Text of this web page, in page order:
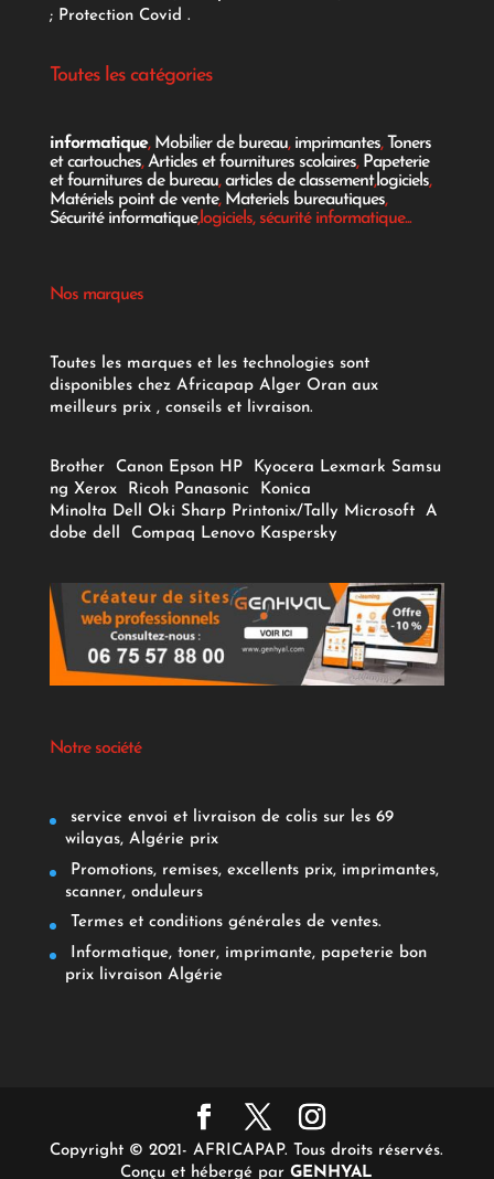
; Protection Covid .
Toutes les catégories
informatique, Mobilier de bureau, imprimantes, Toners
et cartouches,Articles et fournitures scolaires, Papeterie
et fournitures de bureau,articles de classement,logiciels,
Matériels point de vente, Materiels bureautiques,
Sécurité informatique,logiciels, sécurité informatique...
Nos marques
Toutes les marques et les technologies sont
disponibles chez Africapap Alger Oran aux
meilleurs prix , conseils et livraison.
Brother Canon Epson HP Kyocera Lexmark Samsu
ng Xerox Ricoh Panasonic
Konica
Minolta Dell Oki Sharp Printonix/Tally Microsoft
A
dobe dell Compaq Lenovo Kaspersky
Notre société
service envoi et livraison de colis sur les 69
wilayas, Algérie prix
Promotions, remises, excellents prix, imprimantes,
scanner, onduleurs
Termes et conditions générales de ventes.
Informatique, toner, imprimante, papeterie bon
prix livraison Algérie
Copyright © 2021- AFRICAPAP. Tous droits réservés.
Conçu et hébergé parGENHYAL